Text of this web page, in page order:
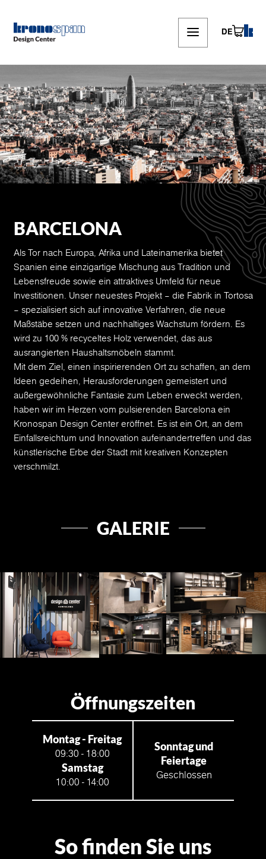
content
DE
BARCELONA
Als Tor nach Europa, Afrika und Lateinamerika bietet
Spanien eine einzigartige Mischung aus Tradition und
Lebensfreude sowie ein attraktives Umfeld für neue
Investitionen. Unser neuestes Projekt – die Fabrik in Tortosa
– spezialisiert sich auf innovative Verfahren, die neue
Maßstäbe setzen und nachhaltiges Wachstum fördern. Es
wird zu 100 % recyceltes Holz verwendet, das aus
ausrangierten Haushaltsmöbeln stammt.
Mit dem Ziel, einen inspirierenden Ort zu schaffen, an dem
Ideen gedeihen, Herausforderungen gemeistert und
außergewöhnliche Fantasie zum Leben erweckt werden,
haben wir im Herzen vom pulsierenden Barcelona ein
Kronospan Design Center eröffnet. Es ist ein Ort, an dem
Einfallsreichtum und Innovation aufeinandertreffen und das
künstlerische Erbe der Stadt mit kreativen Konzepten
verschmilzt.
GALERIE
Öffnungszeiten
Montag - Freitag
09:30 - 18:00
Samstag
10:00 - 14:00
Sonntag und
Feiertage
Geschlossen
So finden Sie uns